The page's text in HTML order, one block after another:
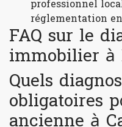
professionnel
réglementation
FAQ sur le
immobilier à
Quels
obligatoires
ancienne à